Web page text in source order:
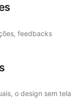
feedbacks
o design sem tela